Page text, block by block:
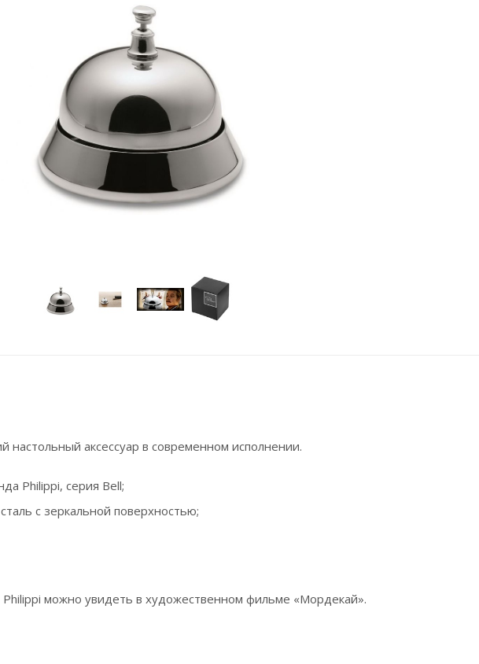
настольный аксессуар в современном исполнении.
Philippi, серия Bell;
с зеркальной поверхностью;
можно увидеть в художественном фильме «Мордекай».